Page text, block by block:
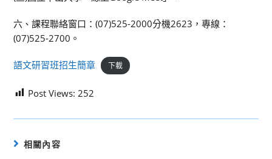
六、課程聯絡窗口：(07)525-2000分機2623，專線：
(07)525-2700。
語文研習班招生簡章 下載
Post Views: 252
相關內容